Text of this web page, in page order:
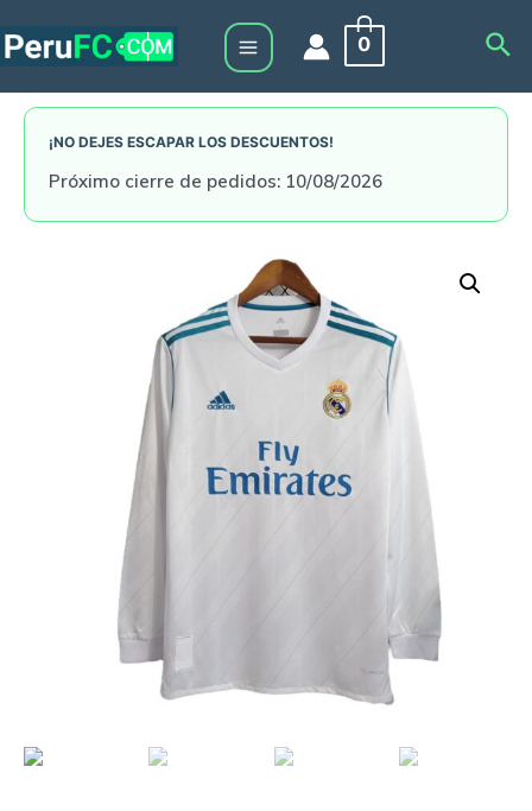
to
Main
Menu
0
¡NO DEJES ESCAPAR LOS DESCUENTOS!
Próximo cierre de pedidos: 10/08/2026